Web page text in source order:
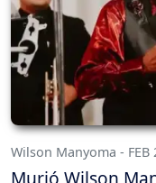
Wilson Manyoma - FEB
Murió Wilson